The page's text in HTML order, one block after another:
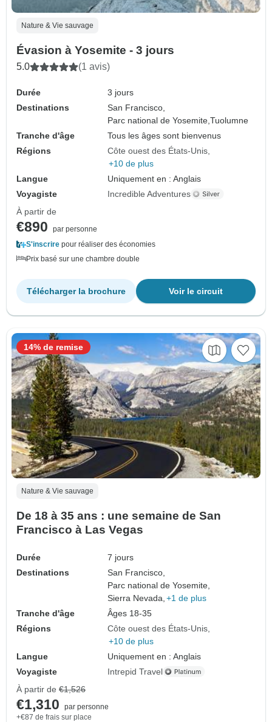
Nature & Vie sauvage
Évasion à Yosemite - 3 jours
5.0 (1 avis)
Durée
3 jours
Destinations
San Francisco,
Parc national de Yosemite,Tuolumne
Tranche d'âge
Tous les âges sont bienvenus
Régions
Côte ouest des États-Unis
+10 de plus
Langue
Uniquement en : Anglais
Voyagiste
Incredible Adventures
À partir de
€890
par personne
S'inscrire pour réaliser des économies
Prix basé sur une chambre double
Voir le circuit
Télécharger la brochure
Nature & Vie sauvage
De 18 à 35 ans : une semaine de San
Francisco à Las Vegas
Durée
7 jours
Destinations
San Francisco,
Parc national de Yosemite,
Sierra Nevada, +1 de plus
Tranche d'âge
Âges 18-35
Régions
Côte ouest des États-Unis
+10 de plus
Langue
Uniquement en : Anglais
Voyagiste
Intrepid Travel
14% de remise
À partir de €1,526
€1,310
par personne
+€87 de frais sur place